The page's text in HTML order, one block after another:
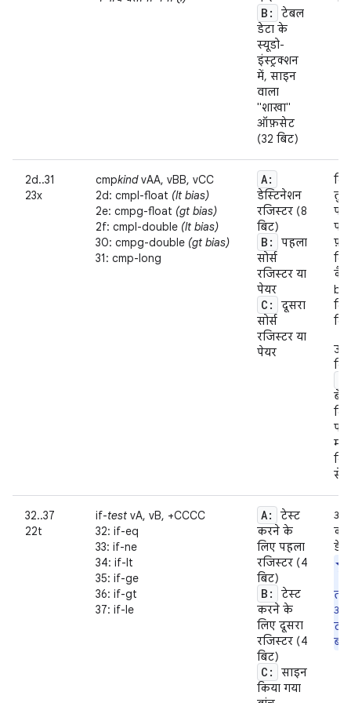
B:
टेबल
डेटा के
स्यूडो-
इंस्ट्रक्शन
में, साइन
वाला
"शाखा"
ऑफ़सेट
(32 बिट)
2d..31
23x
cmpkindvAA, vBB, vCC
2d: cmpl-float (lt bias)
2e: cmpg-float (gt bias)
2f: cmpl-double (lt bias)
30: cmpg-double (gt bias)
31: cmp-long
A:
डेस्टिनेशन
रजिस्टर (8
बिट)
B:
पहला
सोर्स
रजिस्टर या
पेयर
C:
दूसरा
सोर्स
रजिस्टर या
पेयर
पर
पर
कैसे
कि
से
32..37
22t
if-test vA, vB, +CCCC
32: if-eq
33: if-ne
34: if-lt
35: if-ge
36: if-gt
37: if-le
A:
टेस्ट
करने के
लिए पहला
रजिस्टर (4
बिट)
B:
टेस्ट
करने के
लिए दूसरा
रजिस्टर (4
बिट)
C:
साइन
किया गया
की